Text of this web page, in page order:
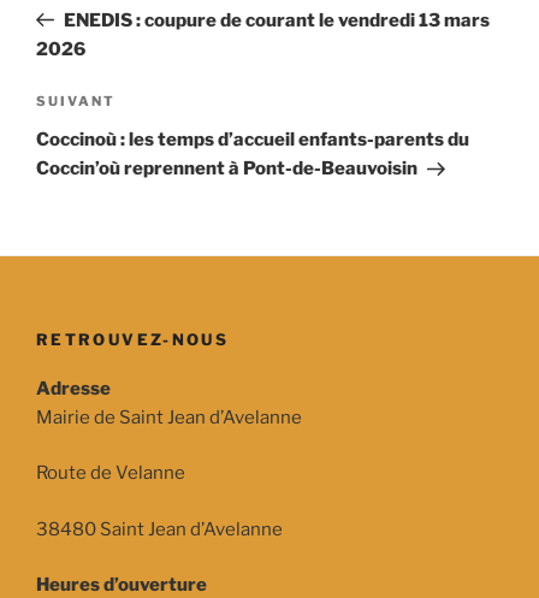
l’article
précédent
ENEDIS : coupure de courant le vendredi 13 mars
2026
Article
suivant
SUIVANT
Coccinoù : les temps d’accueil enfants-parents du
Coccin’où reprennent à Pont-de-Beauvoisin
RETROUVEZ-NOUS
Adresse
Mairie de Saint Jean d’Avelanne
Route de Velanne
38480 Saint Jean d’Avelanne
Heures d’ouverture